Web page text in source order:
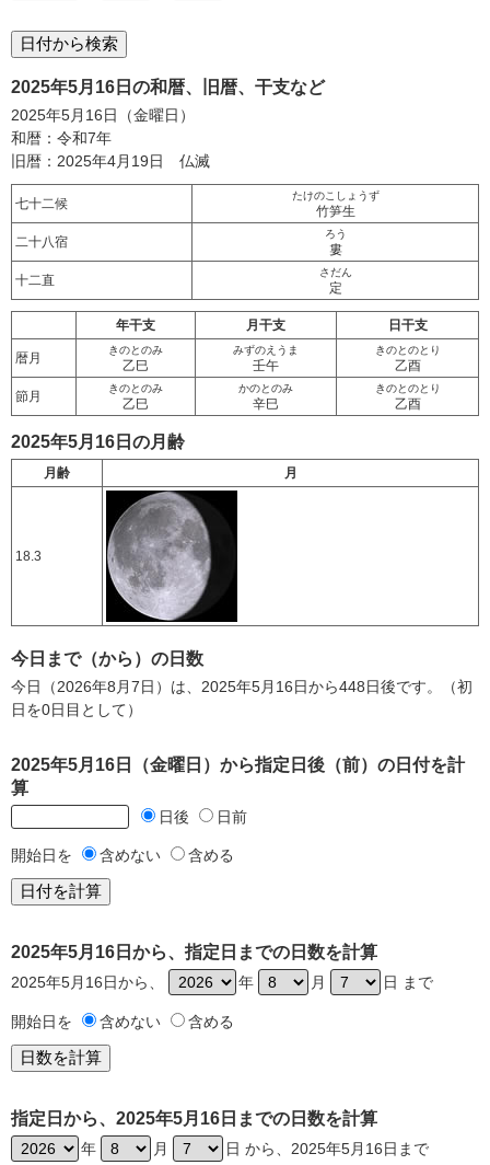
2025年5月16日の和暦、旧暦、干支など
2025年5月16日（金曜日）
和暦：令和7年
旧暦：2025年4月19日 仏滅
七十二候
たけのこしょうず
竹笋生
二十八宿
ろう
婁
十二直
さだん
定
年干支 月干支 日干支
暦月
きのとのみ
乙巳
みずのえうま
壬午
きのとのとり
乙酉
節月
きのとのみ
乙巳
かのとのみ
辛巳
きのとのとり
乙酉
2025年5月16日の月齢
月齢 月
18.3
今日まで（から）の日数
今日（2026年8月7日）は、2025年5月16日から448日後です。（初
日を0日目として）
2025年5月16日（金曜日）から指定日後（前）の日付を計
算
日後 日前
開始日を 含めない 含める
2025年5月16日から、指定日までの日数を計算
2025年5月16日から、 年 月 日 まで
開始日を 含めない 含める
指定日から、2025年5月16日までの日数を計算
年 月 日 から、2025年5月16日まで